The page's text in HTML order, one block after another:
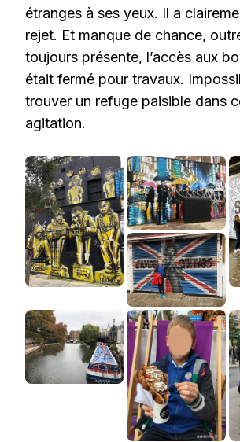
étranges à ses yeux. Il a
rejet. Et manque de chance,
toujours présente, l’accès aux
était fermé pour travaux.
trouver un refuge paisible dans
agitation.